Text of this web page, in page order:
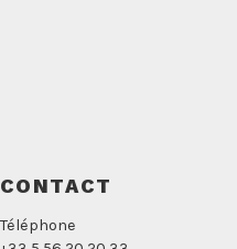
CONTACT
Téléphone